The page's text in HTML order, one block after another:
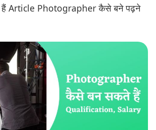
हैं Article Photographer कैसे बने पढ़ने